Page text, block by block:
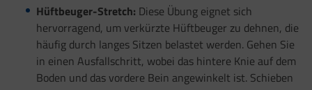
Hüftbeuger-Stretch: Diese Übung eignet sich
hervorragend, um verkürzte Hüftbeuger zu dehnen, die
häufig durch langes Sitzen belastet werden. Gehen Sie
in einen Ausfallschritt, wobei das hintere Knie auf dem
Boden und das vordere Bein angewinkelt ist. Schieben